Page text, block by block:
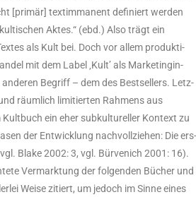
[pri­mär] text­im­ma­nent defi­niert wer­den
Aktes.“ (ebd.) Also trägt ein
als Kult bei. Doch vor allem pro­duk­ti­
mit dem Label ‚Kult’ als Mar­ke­ting­in­
Begriff – dem des Best­sel­lers. Letz­
räum­lich limi­tier­ten Rah­mens aus
ein eher sub­kul­tu­rel­ler Kon­text zu
der Ent­wick­lung nach­voll­zie­hen: Die
Bla­ke 2002: 3, vgl. Bür­ve­nich 2001: 16).
Ver­mark­tung der fol­gen­den Bücher und
Wei­se zitiert, um jedoch im Sin­ne eines